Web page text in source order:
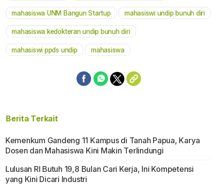
mahasiswa UNM Bangun Startup mahasiswi undip bunuh diri
mahasiswa kedokteran undip bunuh diri
mahasiswi ppds undip mahasiswa
Berita Terkait
Kemenkum Gandeng 11 Kampus di Tanah Papua, Karya
Dosen dan Mahasiswa Kini Makin Terlindungi
Lulusan RI Butuh 19,8 Bulan Cari Kerja, Ini Kompetensi
yang Kini Dicari Industri